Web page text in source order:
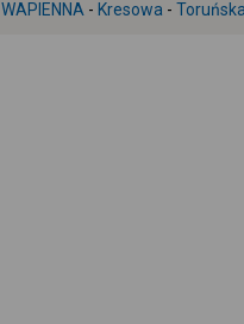
WAPIENNA - Kresowa - Toruńska